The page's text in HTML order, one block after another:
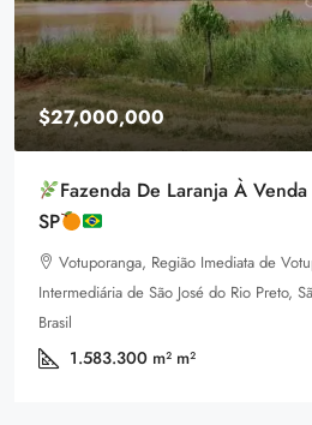
$27,000,000
Fazenda De Laranja À
SP
Votuporanga, Região Imediata de
Intermediária de São José do Rio Preto,
Brasil
1.583.300 m² m²